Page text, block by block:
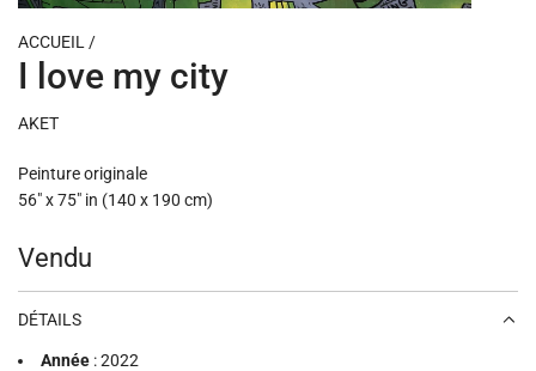
ACCUEIL /
I love my city
AKET
Peinture originale
56" x 75" in (140 x 190 cm)
Prix
régulier
Vendu
DÉTAILS
Année : 2022